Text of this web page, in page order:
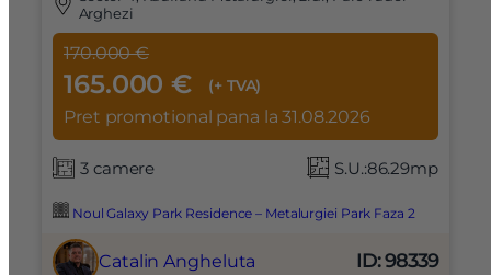
Arghezi
170.000 €
165.000 € (+ TVA)
Pret promotional pana la 31.08.2026
3 camere S.U.:86.29mp
Noul Galaxy Park Residence – Metalurgiei Park Faza 2
Catalin Angheluta ID: 98339